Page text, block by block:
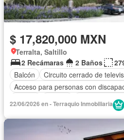
$ 17,820,000 MXN
Terralta, Saltillo
2 Recámaras
2 Baños
Balcón
Circuito cerrado de
Acceso para personas con
Cancha de tenis
22/06/2026 en - Terraquio Inmobiliaria